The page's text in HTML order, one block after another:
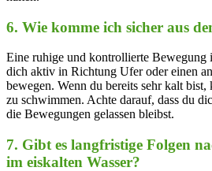
6. Wie komme ich sicher aus
Eine ruhige und‍ kontrollierte ⁢Bewegung
dich aktiv in Richtung Ufer oder ⁤einen
bewegen. Wenn du⁣ bereits sehr kalt
zu schwimmen.‌ Achte darauf, dass du
die Bewegungen ‍gelassen bleibst.
7. Gibt es langfristige Folgen​
im eiskalten Wasser?